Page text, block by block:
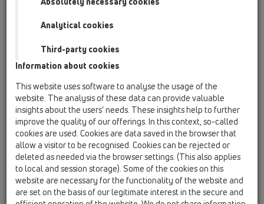
HL200/1
08 WC / Produkty / HL200 / HL200/1
tesniacími manžetami a exentrom
HL200/90
08 WC / Produkty / HL200 / HL200/90
WC-pripojovacia manžeta DN90 s viacerími
tesniacími manžetami a exentrom
HL201/1
08 WC / Produkty / HL201 / HL201/1
WC-pripojovacia manžeta DN110 s viacerími
tesniacími manžetami
HL202
Analytical cookies
Third-party cookies
Information about cookies
This website uses software to analyse the usage of the
website. The analysis of these data can provide valuable
insights about the users’ needs. These insights help to further
improve the quality of our offerings. In this context, so-called
cookies are used. Cookies are data saved in the browser that
allow a visitor to be recognised. Cookies can be rejected or
deleted as needed via the browser settings. (This also applies
to local and session storage). Some of the cookies on this
website are necessary for the functionality of the website and
are set on the basis of our legitimate interest in the secure and